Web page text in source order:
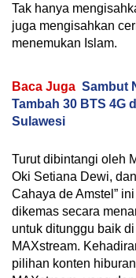
Tak hanya
juga mengisahkan
menemukan Islam.
Baca Juga Sambut
Tambah 30 BTS 4G
Sulawesi
Turut dibintangi oleh
Oki Setiana Dewi,
Cahaya de Amstel”
dikemas secara
untuk ditunggu baik
MAXstream.
pilihan konten